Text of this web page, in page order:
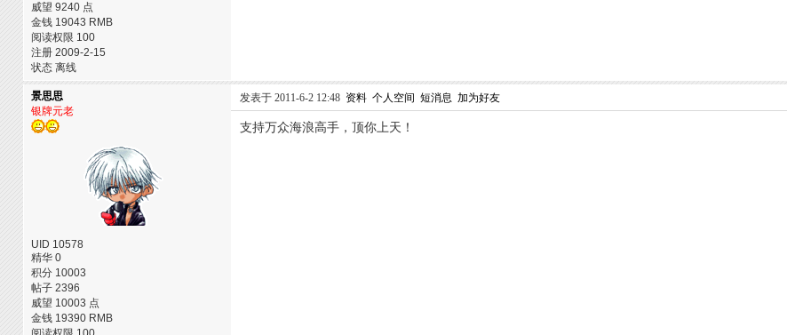
威望 9240 点
金钱 19043 RMB
阅读权限 100
注册 2009-2-15
状态 离线
景思思
银牌元老
UID 10578
精华 0
积分 10003
帖子 2396
威望 10003 点
金钱 19390 RMB
发表于 2011-6-2 12:48 资料 个人空间 短消息 加为好友
支持万众海浪高手，顶你上天！